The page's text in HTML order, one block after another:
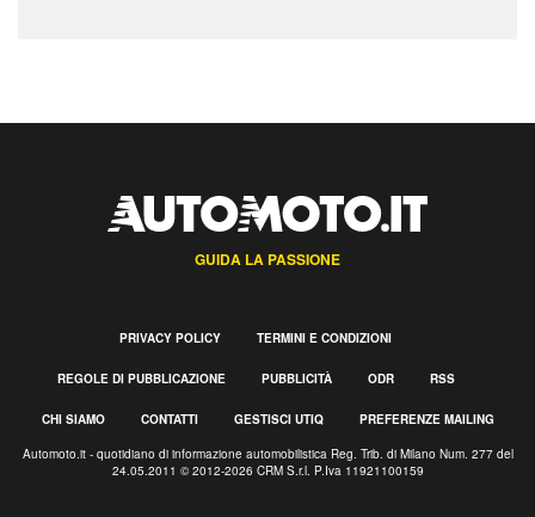
GUIDA LA PASSIONE
PRIVACY POLICY TERMINI E CONDIZIONI
REGOLE DI PUBBLICAZIONE PUBBLICITÀ ODR RSS
CHI SIAMO CONTATTI GESTISCI UTIQ PREFERENZE MAILING
Automoto.it - quotidiano di informazione automobilistica Reg. Trib. di Milano Num. 277 del
24.05.2011 © 2012-2026 CRM S.r.l. P.Iva 11921100159